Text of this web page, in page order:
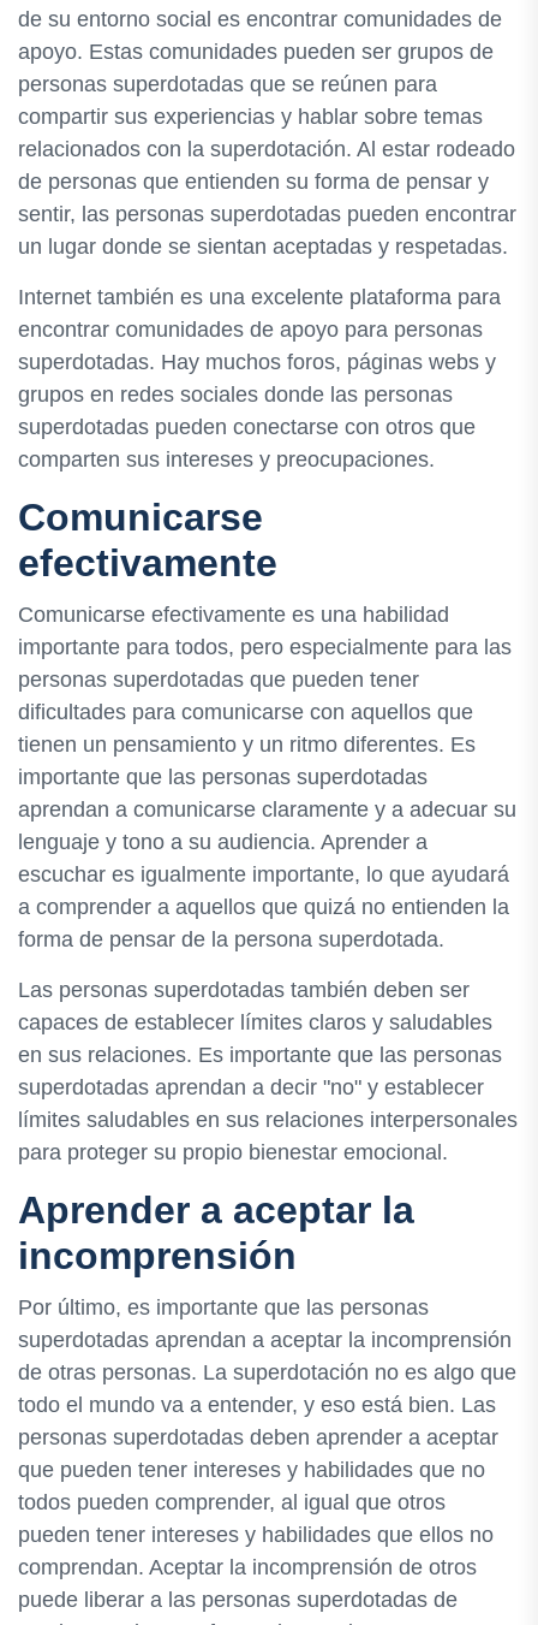
de su entorno social es encontrar comunidades de
apoyo. Estas comunidades pueden ser grupos de
personas superdotadas que se reúnen para
compartir sus experiencias y hablar sobre temas
relacionados con la superdotación. Al estar rodeado
de personas que entienden su forma de pensar y
sentir, las personas superdotadas pueden encontrar
un lugar donde se sientan aceptadas y respetadas.
Internet también es una excelente plataforma para
encontrar comunidades de apoyo para personas
superdotadas. Hay muchos foros, páginas webs y
grupos en redes sociales donde las personas
superdotadas pueden conectarse con otros que
comparten sus intereses y preocupaciones.
Comunicarse
efectivamente
Comunicarse efectivamente es una habilidad
importante para todos, pero especialmente para las
personas superdotadas que pueden tener
dificultades para comunicarse con aquellos que
tienen un pensamiento y un ritmo diferentes. Es
importante que las personas superdotadas
aprendan a comunicarse claramente y a adecuar su
lenguaje y tono a su audiencia. Aprender a
escuchar es igualmente importante, lo que ayudará
a comprender a aquellos que quizá no entienden la
forma de pensar de la persona superdotada.
Las personas superdotadas también deben ser
capaces de establecer límites claros y saludables
en sus relaciones. Es importante que las personas
superdotadas aprendan a decir "no" y establecer
límites saludables en sus relaciones interpersonales
para proteger su propio bienestar emocional.
Aprender a aceptar la
incomprensión
Por último, es importante que las personas
superdotadas aprendan a aceptar la incomprensión
de otras personas. La superdotación no es algo que
todo el mundo va a entender, y eso está bien. Las
personas superdotadas deben aprender a aceptar
que pueden tener intereses y habilidades que no
todos pueden comprender, al igual que otros
pueden tener intereses y habilidades que ellos no
comprendan. Aceptar la incomprensión de otros
puede liberar a las personas superdotadas de